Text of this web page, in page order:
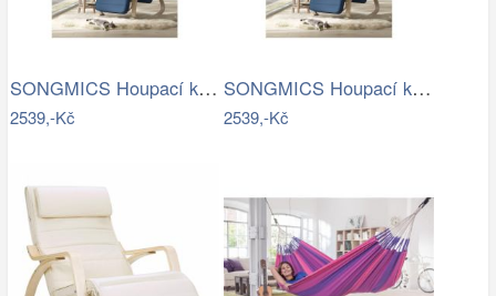
SONGMICS Houpací křeslo polstrované…
2539,-Kč
SONGMICS Houpací křeslo polstrované…
2539,-Kč